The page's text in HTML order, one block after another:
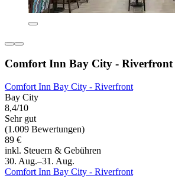
Comfort Inn Bay City - Riverfront
Comfort Inn Bay City - Riverfront
Bay City
8,4/10
Sehr gut
(1.009 Bewertungen)
89 €
inkl. Steuern & Gebühren
30. Aug.–31. Aug.
Comfort Inn Bay City - Riverfront